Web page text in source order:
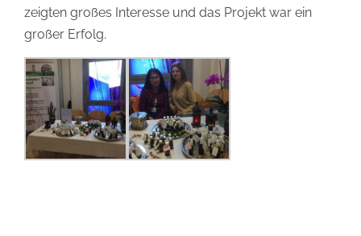
zeigten großes Interesse und das Projekt war ein
großer Erfolg.